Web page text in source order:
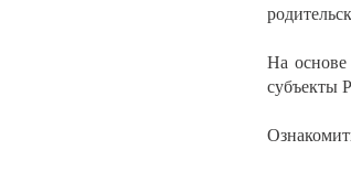
На основе
субъекты